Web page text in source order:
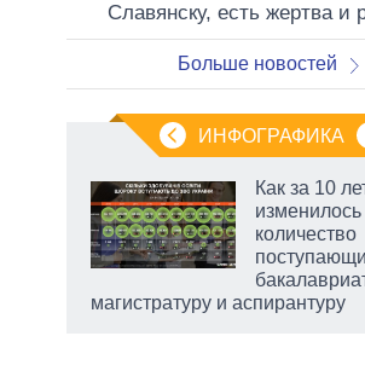
Славянску, есть жертва и
Больше новостей
ИНФОГРАФИКА
Как за 10
изменилось
количество
магистратуру и аспирантуру